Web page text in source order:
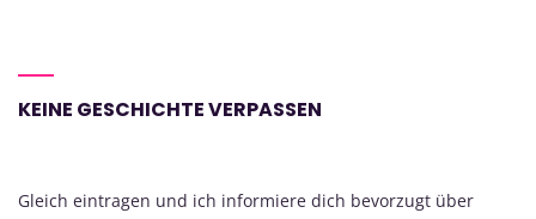
KEINE GESCHICHTE VERPASSEN
Gleich eintragen und ich informiere dich bevorzugt über